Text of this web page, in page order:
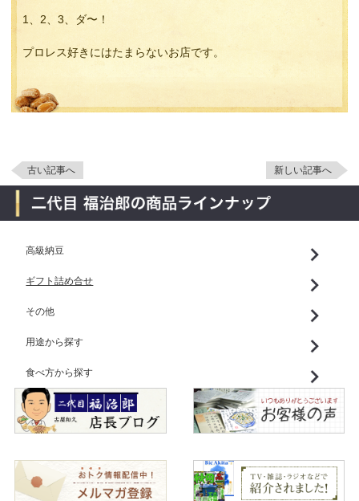
1、2、3、ダ〜！
プロレス好きにはたまらないお店です。
古い記事へ 新しい記事へ
高級納豆
ギフト詰め合せ
その他
用途から探す
食べ方から探す